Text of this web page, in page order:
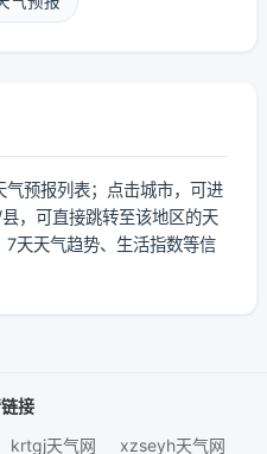
气预报列表；点击城市，可进
，可直接跳转至该地区的天
天天气趋势、生活指数等信
接
krtgj天气网 xzseyh天气网